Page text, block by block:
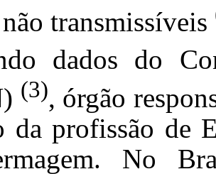
transmissíveis
dados do
(3), órgão
da profissão de
No